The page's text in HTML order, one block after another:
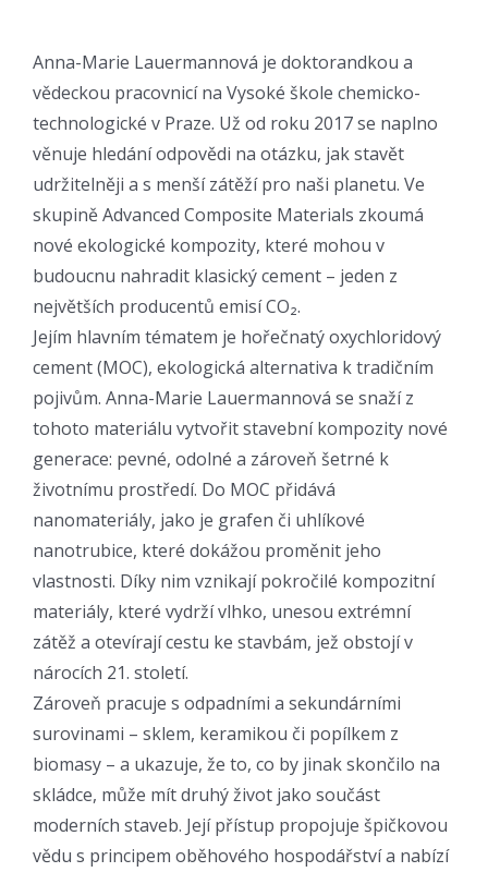
Anna-Marie Lauermannová je doktorandkou a
vědeckou pracovnicí na Vysoké škole chemicko-
technologické v Praze. Už od roku 2017 se naplno
věnuje hledání odpovědi na otázku, jak stavět
udržitelněji a s menší zátěží pro naši planetu. Ve
skupině Advanced Composite Materials zkoumá
nové ekologické kompozity, které mohou v
budoucnu nahradit klasický cement – jeden z
největších producentů emisí CO₂.
Jejím hlavním tématem je hořečnatý oxychloridový
cement (MOC), ekologická alternativa k tradičním
pojivům. Anna-Marie Lauermannová se snaží z
tohoto materiálu vytvořit stavební kompozity nové
generace: pevné, odolné a zároveň šetrné k
životnímu prostředí. Do MOC přidává
nanomateriály, jako je grafen či uhlíkové
nanotrubice, které dokážou proměnit jeho
vlastnosti. Díky nim vznikají pokročilé kompozitní
materiály, které vydrží vlhko, unesou extrémní
zátěž a otevírají cestu ke stavbám, jež obstojí v
nárocích 21. století.
Zároveň pracuje s odpadními a sekundárními
surovinami – sklem, keramikou či popílkem z
biomasy – a ukazuje, že to, co by jinak skončilo na
skládce, může mít druhý život jako součást
moderních staveb. Její přístup propojuje špičkovou
vědu s principem oběhového hospodářství a nabízí